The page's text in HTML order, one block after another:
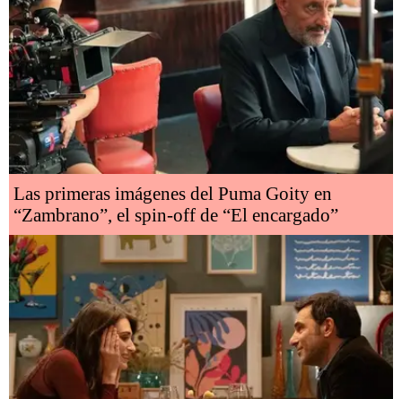
Las primeras imágenes del Puma Goity en
“Zambrano”, el spin-off de “El encargado”